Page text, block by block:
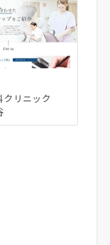
クリニック